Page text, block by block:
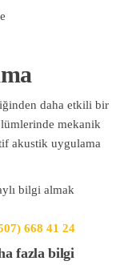
daha etkili bir
mekanik
akustik uygulama
bilgi almak
668 41 24
fazla bilgi